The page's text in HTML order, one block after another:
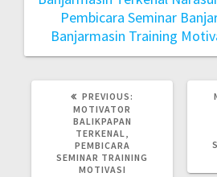
Pembicara Seminar
Banjarmasin Training
PREVIOUS:
MOTIVATOR
BALIKPAPAN
TERKENAL,
PEMBICARA
SEMINAR TRAINING
MOTIVASI